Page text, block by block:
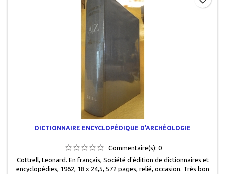
DICTIONNAIRE ENCYCLOPÉDIQUE D'ARCHÉOLOGIE
Commentaire(s): 0
Cottrell, Leonard. En français, Société d'édition de dictionnaires et
encyclopédies, 1962, 18 x 24,5, 572 pages, relié, occasion. Très bon